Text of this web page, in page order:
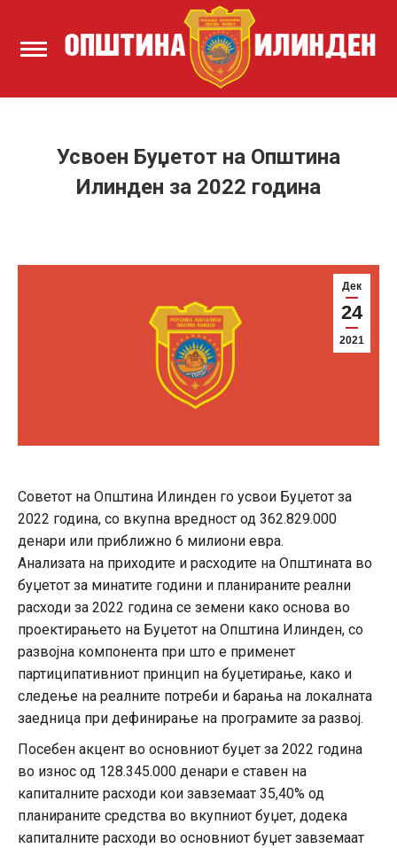
Усвоен Буџетот на Општина
Илинден за 2022 година
Дек
24
2021
Советот на Општина Илинден го усвои Буџетот за
2022 година, со вкупна вредност од 362.829.000
денари или приближно 6 милиони евра.
Анализата на приходите и расходите на Општината во
буџетот за минатите години и планираните реални
расходи за 2022 година се земени како основа во
проектирањето на Буџетот на Општина Илинден, со
развојна компонента при што е применет
партиципативниот принцип на буџетирање, како и
следење на реалните потреби и барања на локалната
заедница при дефинирање на програмите за развој.
Посебен акцент во основниот буџет за 2022 година
во износ од 128.345.000 денари е ставен на
капиталните расходи кои завземаат 35,40% од
планираните средства во вкупниот буџет, додека
капиталните расходи во основниот буџет завземаат